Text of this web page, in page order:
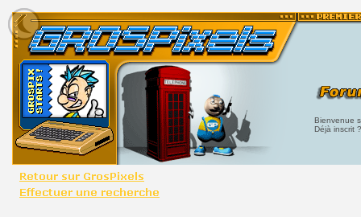
Bienvenue
Déjà inscrit